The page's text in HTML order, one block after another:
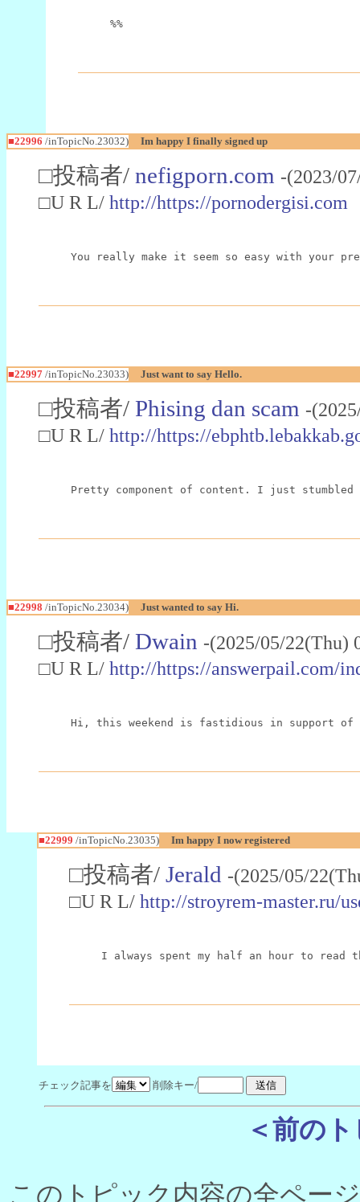
%%
■22996 /inTopicNo.23032) Im happy I finally signed up
□投稿者/ nefigporn.com -(2023/
□U R L/ http://https://pornodergisi.com
You really make it seem so easy with your
■22997 /inTopicNo.23033) Just want to say Hello.
□投稿者/ Phising dan scam -
□U R L/ http://https://
Pretty component of content. I just
■22998 /inTopicNo.23034) Just wanted to say Hi.
□投稿者/ Dwain -(2025/05/
□U R L/ http://https://answerpail.com/
Hi, this weekend is fastidious in support of
■22999 /inTopicNo.23035) Im happy I now registered
□投稿者/ Jerald -(2025/05/
□U R L/ http://stroyrem-master.ru/
I always spent my half an hour to
チェック記事を 削除キー/
＜前の
このトピック内容の全ペー